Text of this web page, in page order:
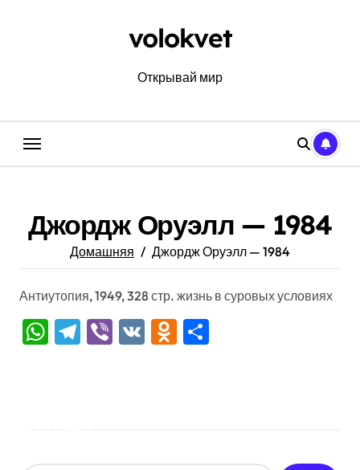
volokvet
Открывай мир
Джордж Оруэлл — 1984
Домашняя Джордж Оруэлл — 1984
Антиутопия, 1949, 328 стр. жизнь в суровых условиях
WhatsApp
Telegram
Viber
VK Odnoklassniki